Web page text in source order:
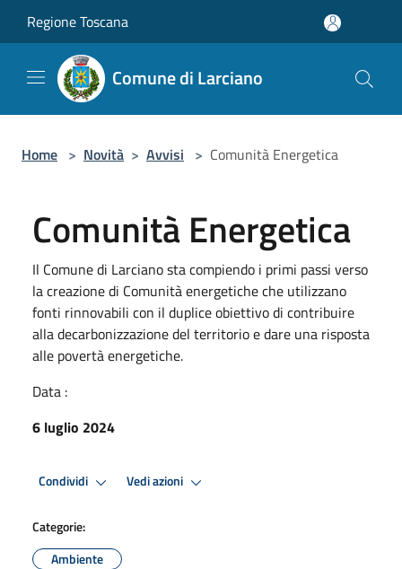
Regione Toscana
Comune di Larciano
Home > Novità > Avvisi > Comunità Energetica
Comunità Energetica
Il Comune di Larciano sta compiendo i primi passi verso
la creazione di Comunità energetiche che utilizzano
fonti rinnovabili con il duplice obiettivo di contribuire
alla decarbonizzazione del territorio e dare una risposta
alle povertà energetiche.
Data :
6 luglio 2024
Condividi Vedi azioni
Categorie:
Ambiente